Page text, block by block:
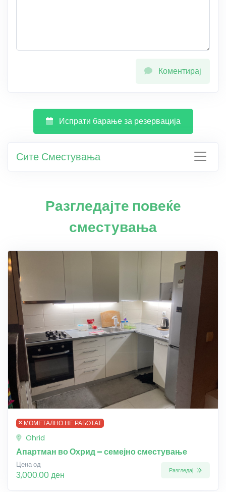
Коментирај
Испрати барање за резервација
Сите Сместувања
Разгледајте повеќе
сместувања
МОМЕТАЛНО НЕ РАБОТАТ
Ohrid
Апартман во Охрид – семејно сместување
Цена од
3,000.00 ден Разгледај